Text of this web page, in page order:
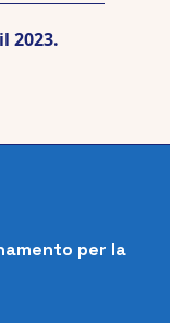
2023.
per la